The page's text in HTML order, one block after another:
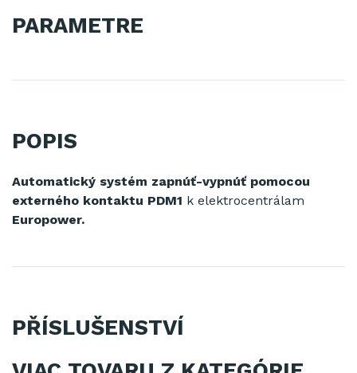
PARAMETRE
POPIS
Automatický systém zapnúť-vypnúť pomocou
externého kontaktu PDM1 k elektrocentrálam
Europower.
PŘÍSLUŠENSTVÍ